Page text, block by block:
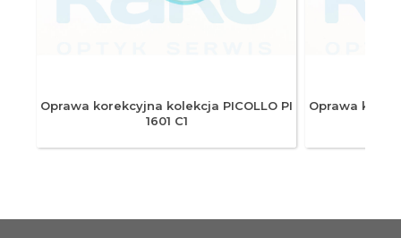
Oprawa korekcyjna kolekcja PICOLLO PI
1601 C1
Oprawa